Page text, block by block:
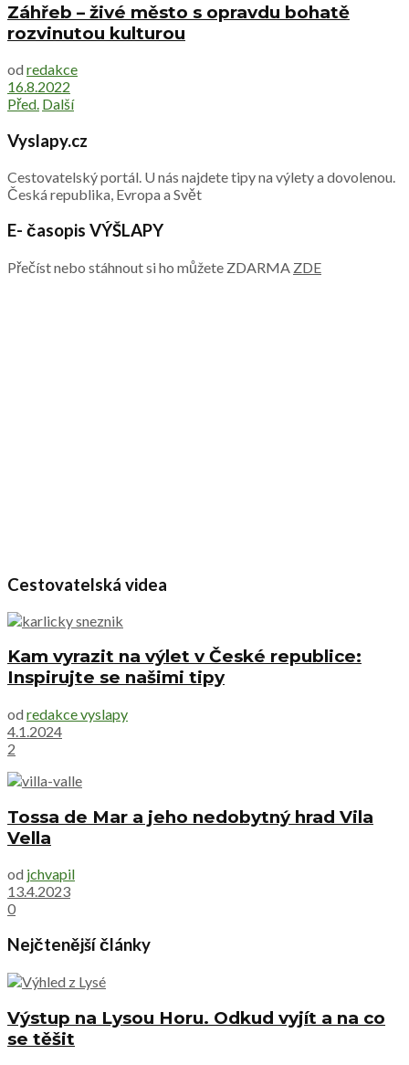
Záhřeb – živé město s opravdu bohatě
rozvinutou kulturou
od redakce
16.8.2022
Před. Další
Vyslapy.cz
Cestovatelský portál. U nás najdete tipy na výlety a dovolenou.
Česká republika, Evropa a Svět
E- časopis VÝŠLAPY
Přečíst nebo stáhnout si ho můžete ZDARMA ZDE
Cestovatelská videa
Kam vyrazit na výlet v České republice:
Inspirujte se našimi tipy
od redakce vyslapy
4.1.2024
2
Tossa de Mar a jeho nedobytný hrad Vila
Vella
od jchvapil
13.4.2023
0
Nejčtenější články
Výstup na Lysou Horu. Odkud vyjít a na co
se těšit